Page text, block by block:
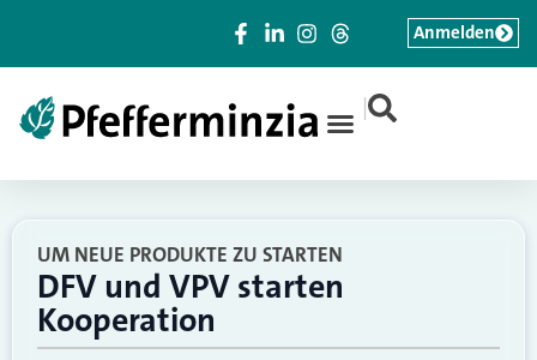
|
Anmelden
UM NEUE PRODUKTE ZU STARTEN
DFV und VPV starten
Kooperation